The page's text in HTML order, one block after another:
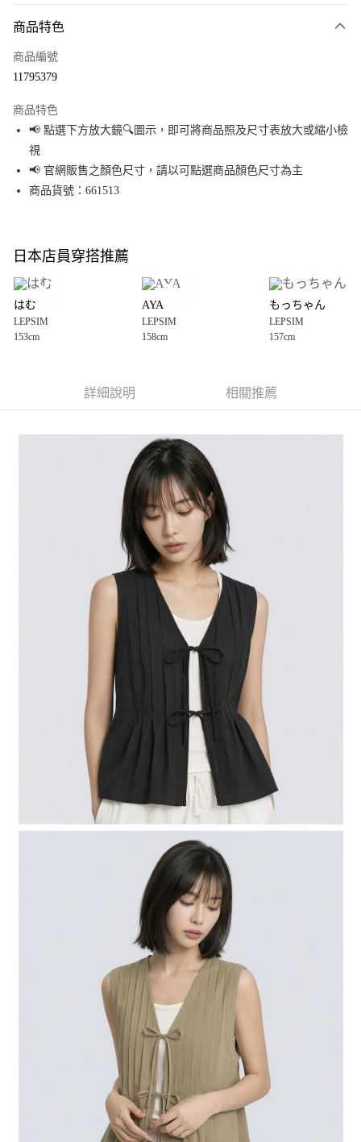
信用卡一次付款
Apple Pay
街口支付
悠遊付
全盈+PAY
大哥付你分期
【大哥付你分期使用說明】
1.本服務由台灣大哥大提供，台灣大哥大用戶可立即使用無須另外申請。
2.付款方式選擇「大哥付你分期」，訂單成立後會自動跳轉到大哥付的交易
3.實際核准額度、可分期數及費用金額請依後續交易確認頁面所載為準。
4.訂單成立30分鐘內，如未前往確認交易或遇審核未通過，訂單將自動取
1.分期款項不併入電信帳單，「大哥付你分期」於每月結算日後寄送繳費提
2.透過簡訊連結打開帳單後，可選擇「超商條碼／台灣大直營門市／銀行轉
帳／街口支付／iPASS MONEY」等通路繳費。
1.本服務係由「台灣大哥大股份有限公司」（以下簡稱本公司）所提供，讓
用戶於交易時，得透過本服務購買商品或服務，並由商店將買賣／分期付款
買賣價金債權讓與本公司後，依約使用本公司帳單繳交帳款。
2.基於同意付款使用「大哥付你分期」之契約關係目的，商店將以您的個人
資料（包含姓名、電話或地址）提供予台灣大哥大進項蒐集、處理及利用，
由本公司與您本人進行分期帳單所需資料之確認、核對及更正。
3.完整用戶服務條款，請詳閱以下連結：
https://oppay.tw/userRule
AFTEE先享後付
３．安心：先確認商品／服務後，再付款。
【「AFTEE先享後付」結帳流程】
１．於結帳方式選擇「AFTEE先享後付」後，將跳轉至「AFTEE先享後付」
結帳頁面，進行簡訊認證並確認金額後，即可完成結帳。
２．訂單成立數日內，您將收到繳費通知簡訊。
３．收到繳費通知簡訊後14天內，點擊此簡訊中的連結，可透過四大超商／
ATM／網路銀行／等多元方式進行付款，方視為交易完成。
※ 請注意：結帳手續完成當下不需立刻繳費，但若您需要取消訂單，請聯絡
購買商品的店家。未經商家同意取消之訂單仍視為有效，需透過AFTEE先享
後付繳納相關費用。
※ 交易是否成功請以「AFTEE先享後付 」之結帳頁面顯示為準，若有關於
是否繳費成功／繳費後需取消欲退款等相關疑問，請聯繫「AFTEE先享後付
https://netprotections.freshdesk.com/support/home
１．透過由恩沛科技股份有限公司提供之「AFTEE先享後付」服務完成之交
易，需依本服務之必要範圍內提供個人資料，並將交易相關給付款項請求債
權轉讓予恩沛科技股份有限公司。
２．關於個人資料處理事宜，請瀏覽以下網址：
https://aftee.tw/terms/#terms3
３．未成年的使用者請事先徵得法定代理人或監護人之同意方可使用
「AFTEE先享後付」，若未經同意申辦者引起之損失，本公司不負相關責
４．使用「AFTEE先享後付」時，將依據個別帳號之用戶狀況，依本公司即
時審查核予不同之上限額度；若仍有額度不足之情形，本公司將視審查結果
請求用戶進行身份認證。
５．嚴禁一人註冊多個帳號或使用他人資訊註冊。若發現惡意使用之情形，
恩沛科技股份有限公司將有權停止該用戶之使用額度並採取法律行動。
每筆NT$80，滿NT$888(含以上)免運費
每筆NT$80，滿NT$888(含以上)免運費
每筆NT$80，滿NT$1,500(含以上)免運費
每筆NT$80，滿NT$1,500(含以上)免運費
每筆NT$80，滿NT$1,500(含以上)免運費
商品特色
商品編號
11795379
商品特色
📢 點選下方放大鏡🔍圖示，即可將商品照及尺寸表放大或縮小檢
視
📢 官網販售之顏色尺寸，請以可點選商品顏色尺寸為主
商品貨號：661513
日本店員穿搭推薦
はむ
LEPSIM
153cm
AYA
LEPSIM
158cm
もっちゃん
LEPSIM
157cm
詳細說明 相關推薦